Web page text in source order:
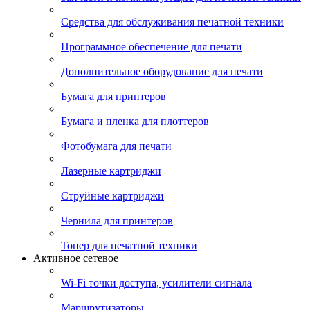
Средства для обслуживания печатной техники
Программное обеспечение для печати
Дополнительное оборудование для печати
Бумага для принтеров
Бумага и пленка для плоттеров
Фотобумага для печати
Лазерные картриджи
Струйные картриджи
Чернила для принтеров
Тонер для печатной техники
Активное сетевое
Wi-Fi точки доступа, усилители сигнала
Маршрутизаторы